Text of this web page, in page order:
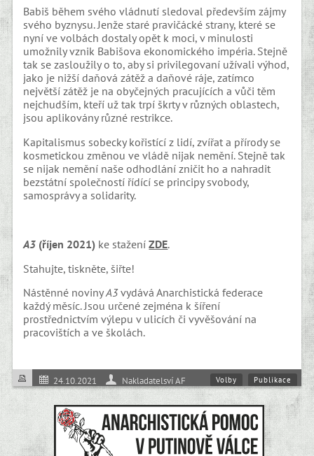
Babiš během svého vládnutí sledoval především zájmy
svého byznysu. Jenže staré pravičácké strany, které se
nyní ve volbách dostaly opět k moci, v minulosti
umožnily vznik Babišova ekonomického impéria. Stejně
tak se zasloužily o to, aby si privilegovaní užívali výhod,
jako je nižší daňová zátěž a daňové ráje, zatímco
největší zátěž je na obyčejných pracujících a vůči těm
nejchudším, kteří už tak trpí škrty v různých oblastech,
jsou aplikovány různé restrikce.
Kapitalismus sobecky kořistící z lidí, zvířat a přírody se
kosmetickou změnou ve vládě nijak nemění. Stejně tak
se nijak nemění naše odhodlání zničit ho a nahradit
bezstátní společností řídící se principy svobody,
samosprávy a solidarity.
A3 (říjen 2021) ke staženíZDE.
Stahujte, tiskněte, šiřte!
Nástěnné novinyA3vydává Anarchistická federace
každý měsíc. Jsou určené zejména k šíření
prostřednictvím výlepu v ulicích či vyvěšování na
pracovištích a ve školách.
24.10.2021 Nakladatelsví AF Volby Publikace